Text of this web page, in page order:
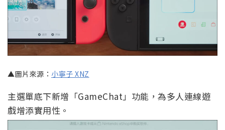
▲圖片來源： 小寧子 XNZ
主選單底下新增「GameChat」功能，為多人連線遊
戲增添實用性。